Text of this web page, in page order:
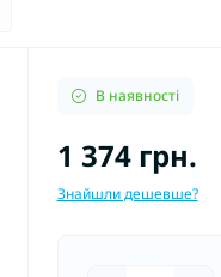
В наявності
1 374 грн.
Знайшли дешевше?